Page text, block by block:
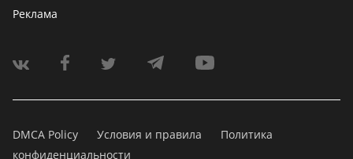
Реклама
DMCA Policy Условия и правила
Политика
конфиденциальности